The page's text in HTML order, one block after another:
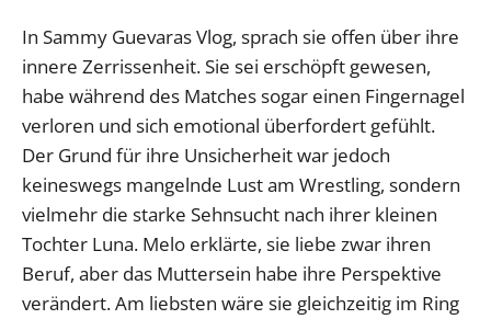
In Sammy Guevaras Vlog, sprach sie offen über ihre
innere Zerrissenheit. Sie sei erschöpft gewesen,
habe während des Matches sogar einen Fingernagel
verloren und sich emotional überfordert gefühlt.
Der Grund für ihre Unsicherheit war jedoch
keineswegs mangelnde Lust am Wrestling, sondern
vielmehr die starke Sehnsucht nach ihrer kleinen
Tochter Luna. Melo erklärte, sie liebe zwar ihren
Beruf, aber das Muttersein habe ihre Perspektive
verändert. Am liebsten wäre sie gleichzeitig im Ring